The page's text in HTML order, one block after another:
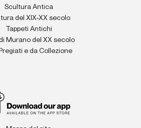
Scultura Antica
del XIX-XX secolo
Tappeti Antichi
Murano del XX secolo
e da Collezione